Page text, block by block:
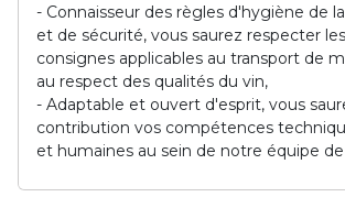
- Connaisseur des règles d'hygiène de
et de sécurité, vous saurez respecter les
consignes applicables au transport de
au respect des qualités du vin,
- Adaptable et ouvert d'esprit, vous
contribution vos compétences
et humaines au sein de notre équipe